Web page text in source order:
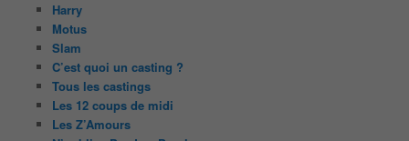
Harry
Motus
Slam
C’est quoi un casting ?
Tous les castings
Les 12 coups de midi
Les Z’Amours